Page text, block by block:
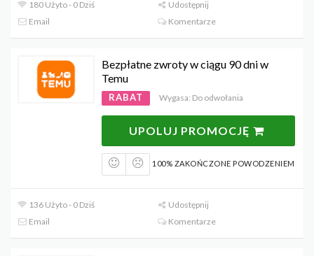
180 Użyto - 0 Dziś
Udostępnij
Email
Komentarze
Bezpłatne zwroty w ciągu 90 dni w
Temu
RABAT Wygasa: Do odwołania
UPOLUJ PROMOCJĘ
100% ZAKOŃCZONE POWODZENIEM
136 Użyto - 0 Dziś
Udostępnij
Email
Komentarze